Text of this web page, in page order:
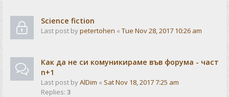
Science fiction
Last post bypetertohen « Tue Nov 28, 2017 10:26 am
Как да не си комуникираме във форума - част
n+1
Last post byAlDim « Sat Nov 18, 2017 7:25 am
Replies: 3